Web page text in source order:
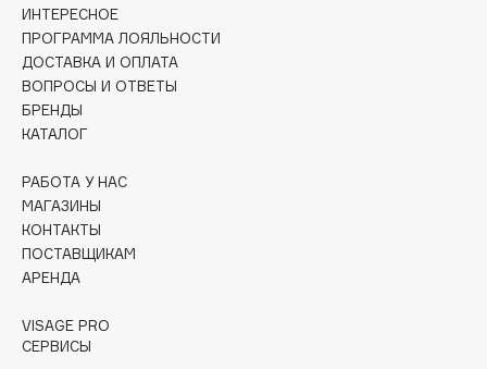
Collagenina
Consly
Corimo
CosRX
Cottolina
Curaprox
d'Alba
ИНТЕРЕСНОЕ
ПРОГРАММА ЛОЯЛЬНОСТИ
ДОСТАВКА И ОПЛАТА
ВОПРОСЫ И ОТВЕТЫ
БРЕНДЫ
КАТАЛОГ
РАБОТА У НАС
МАГАЗИНЫ
КОНТАКТЫ
ПОСТАВЩИКАМ
АРЕНДА
VISAGE PRO
СЕРВИСЫ